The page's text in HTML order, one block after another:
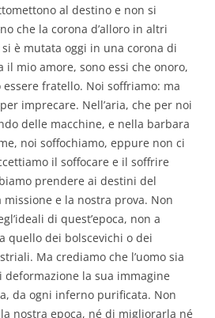
al destino e non si
che la corona d’alloro in altri
è mutata oggi in una corona di
il mio amore, sono essi che onoro,
fratello. Noi soffriamo: ma
imprecare. Nell’aria, che per noi
delle macchine, e nella barbara
noi soffochiamo, eppure non ci
il soffocare e il soffrire
prendere ai destini del
e la nostra prova. Non
di quest’epoca, non a
quello dei bolscevichi o dei
Ma crediamo che l’uomo sia
deformazione la sua immagine
da ogni inferno purificata. Non
nostra epoca, né di migliorarla né